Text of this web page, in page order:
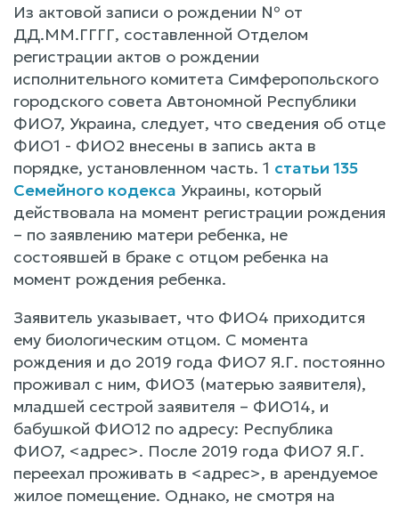
Из актовой записи о рождении № от
ДД.ММ.ГГГГ, составленной Отделом
регистрации актов о рождении
исполнительного комитета Симферопольского
городского совета Автономной Республики
ФИО7, Украина, следует, что сведения об отце
ФИО1 - ФИО2 внесены в запись акта в
порядке, установленном часть. 1 статьи 135
Семейного кодекса Украины, который
действовала на момент регистрации рождения
– по заявлению матери ребенка, не
состоявшей в браке с отцом ребенка на
момент рождения ребенка.
Заявитель указывает, что ФИО4 приходится
ему биологическим отцом. С момента
рождения и до 2019 года ФИО7 Я.Г. постоянно
проживал с ним, ФИО3 (матерью заявителя),
младшей сестрой заявителя – ФИО14, и
бабушкой ФИО12 по адресу: Республика
ФИО7, <адрес>. После 2019 года ФИО7 Я.Г.
переехал проживать в <адрес>, в арендуемое
жилое помещение. Однако, не смотря на